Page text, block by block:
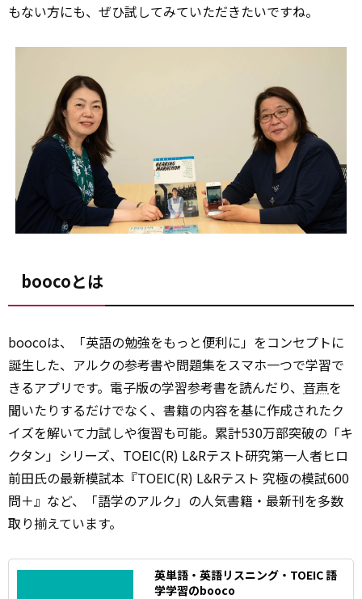
もない方にも、ぜひ試してみていただきたいですね。
boocoとは
boocoは、「英語の勉強をもっと便利に」をコンセプトに
誕生した、アルクの参考書や問題集をスマホ一つで学習で
きるアプリです。電子版の学習参考書を読んだり、 音声を
聞いたりするだけでなく、書籍の内容を基に作成されたク
イズを解いて力試しや復習も可能。累計530万部突破の「キ
クタン」シリーズ、TOEIC(R) L&Rテスト研究第一人者ヒロ
前田氏の最新模試本『TOEIC(R) L&Rテスト 究極の模試600
問＋』など、「語学のアルク」の人気書籍・最新刊を多数
取り揃えています。
英単語・英語リスニング・TOEIC 語
学学習のbooco